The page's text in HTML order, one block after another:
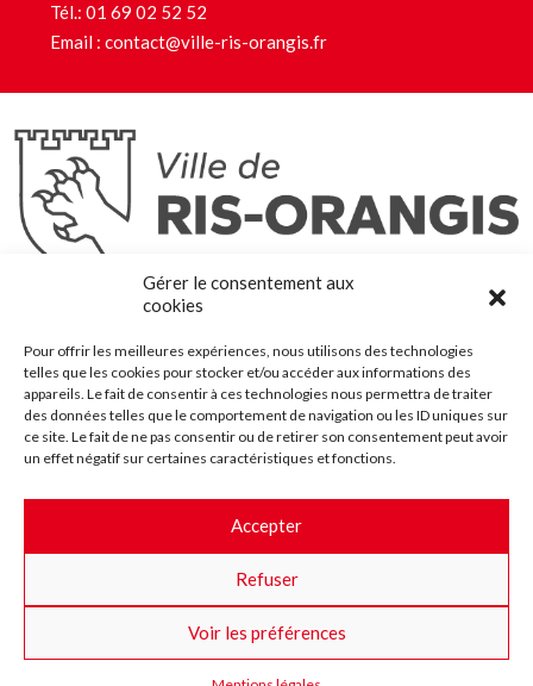
Gérer le consentement aux
cookies
Pour offrir les meilleures expériences, nous utilisons des technologies
telles que les cookies pour stocker et/ou accéder aux informations des
appareils. Le fait de consentir à ces technologies nous permettra de traiter
des données telles que le comportement de navigation ou les ID uniques sur
ce site. Le fait de ne pas consentir ou de retirer son consentement peut avoir
un effet négatif sur certaines caractéristiques et fonctions.
Accepter
Refuser
Voir les préférences
Tél.: 01 69 02 52 52
Email : contact@ville-ris-orangis.fr
Ris-Orangis
@2022 — Tous droits réservés
Plan du site
Contact
Accessibilité
Crédits
Les marchés publics
Suggestions & Améliorations
Facebook
InstaTwitterYoutube